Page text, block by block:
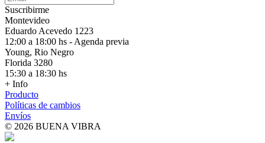
Suscribirme
Montevideo
Eduardo Acevedo 1223
12:00 a 18:00 hs - Agenda previa
Young, Rio Negro
Florida 3280
15:30 a 18:30 hs
+ Info
Producto
Políticas de cambios
Envíos
© 2026 BUENA VIBRA